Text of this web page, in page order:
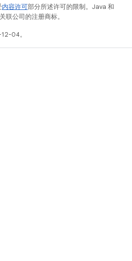
内容许可部分所述许可的限制。Java 和
联公司的注册商标。
04。